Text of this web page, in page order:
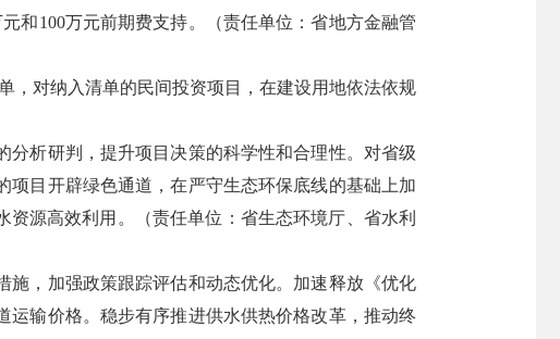
和100万元前期费支持。（责任单位：省地方金融管
，对纳入清单的民间投资项目，在建设用地依法依规
析研判，提升项目决策的科学性和合理性。对省级
目开辟绿色通道，在严守生态环保底线的基础上加
源高效利用。（责任单位：省生态环境厅、省水利
施，加强政策跟踪评估和动态优化。加速释放《优化
输价格。稳步有序推进供水供热价格改革，推动终